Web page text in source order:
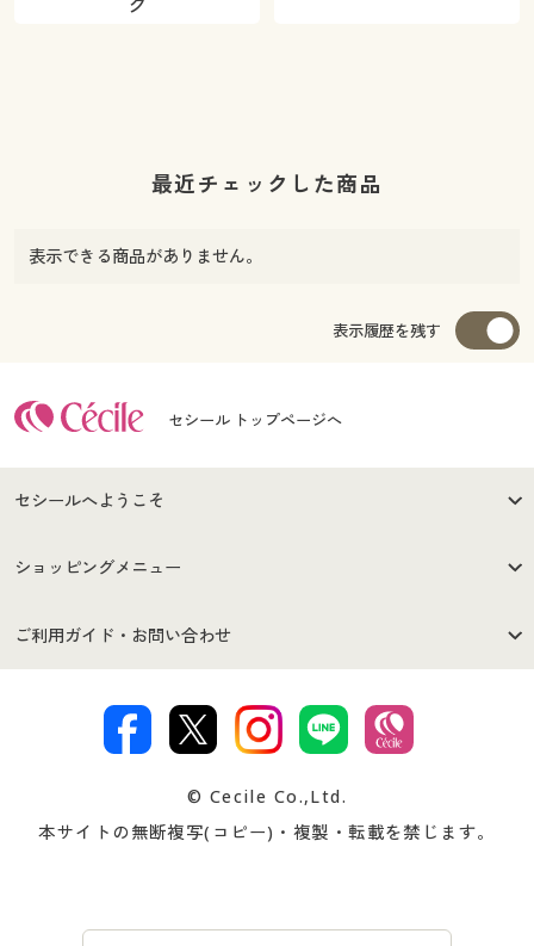
最近チェックした商品
表示できる商品がありません。
表示履歴を残す
セシール トップページへ
セシールへようこそ
はじめての方へ
セシールご利用規約
著作権・商標について 会社案内
ショッピングメニュー
商品カテゴリ
プレゼント＆キャンペーン サイトマップ
ご利用ガイド・お問い合わせ
交換・返品は お支払は
ついて
忘れの場合
© Cecile Co.,Ltd.
本サイトの無断複写(コピー)・複製・転載を禁じます。